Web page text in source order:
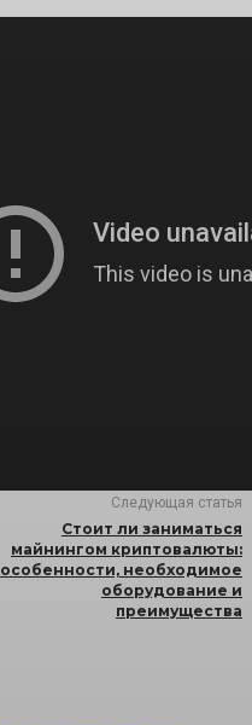
Следующая статья
Стоит ли заниматься
майнингом криптовалюты:
особенности, необходимое
оборудование и
преимущества